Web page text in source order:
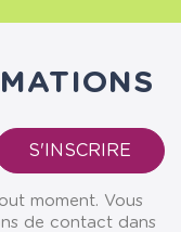
moment. Vous
de contact dans